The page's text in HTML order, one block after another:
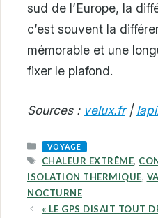
sud de l’Europe, la
c’est souvent la
mémorable et une
fixer le plafond.
Sources : velux.fr|
CATEGORIES
VOYAGE
TAGS
CHALEUR EXTRÊME,
ISOLATION THERMIQUE,
NOCTURNE
« LE GPS DISAIT TOUT